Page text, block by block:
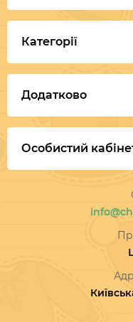
Категорії
Додатково
Особистий